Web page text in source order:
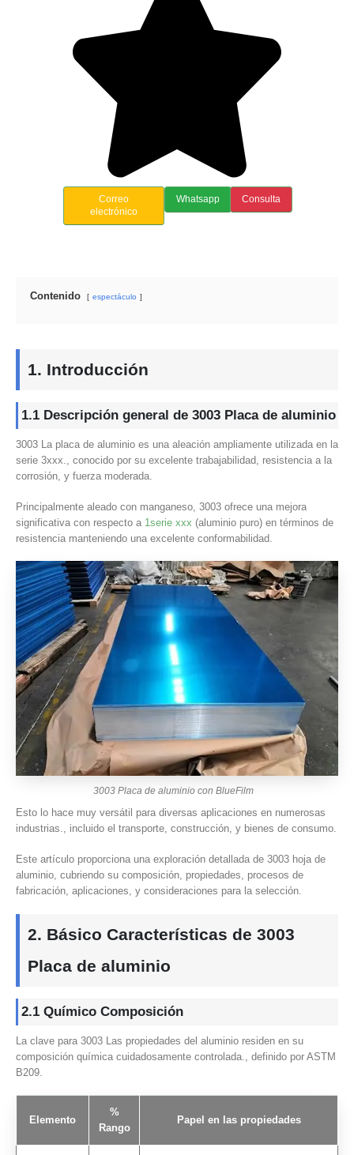
Correo
electrónico
Whatsapp Consulta
Contenido espectáculo
1. Introducción
1.1 Descripción general de 3003 Placa de aluminio
3003 La placa de aluminio es una aleación ampliamente utilizada en la
serie 3xxx., conocido por su excelente trabajabilidad, resistencia a la
corrosión, y fuerza moderada.
Principalmente aleado con manganeso, 3003 ofrece una mejora
significativa con respecto a 1serie xxx (aluminio puro) en términos de
resistencia manteniendo una excelente conformabilidad.
3003 Placa de aluminio con BlueFilm
Esto lo hace muy versátil para diversas aplicaciones en numerosas
industrias., incluido el transporte, construcción, y bienes de consumo.
Este artículo proporciona una exploración detallada de 3003 hoja de
aluminio, cubriendo su composición, propiedades, procesos de
fabricación, aplicaciones, y consideraciones para la selección.
2. Básico Características de 3003
Placa de aluminio
2.1 Químico Composición
La clave para 3003 Las propiedades del aluminio residen en su
composición química cuidadosamente controlada., definido por ASTM
B209.
Elemento
%
Rango
Papel en las propiedades